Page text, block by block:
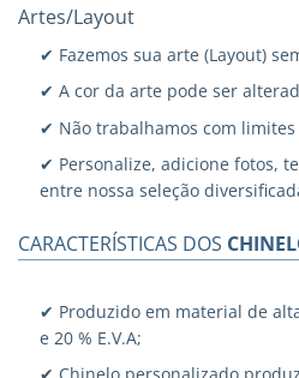
Artes/Layout
✔ Fazemos sua arte (Layout)
✔ A cor da arte pode ser
✔ Não trabalhamos com
✔ Personalize, adicione fotos,
entre nossa seleção
CARACTERÍSTICAS DOS
✔ Produzido em material de
e 20 % E.V.A;